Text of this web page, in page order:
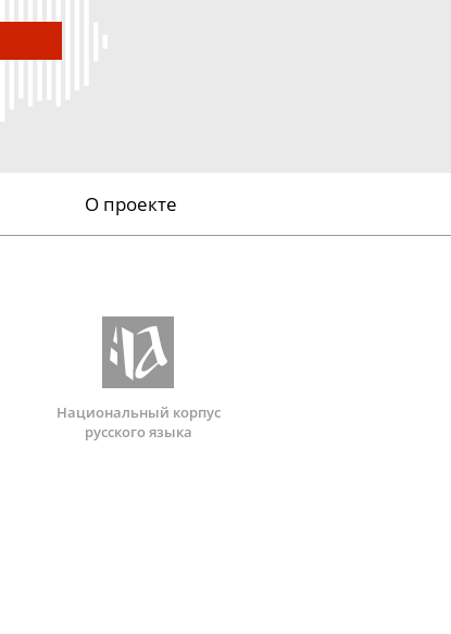
О проекте
Национальный корпус
русского языка